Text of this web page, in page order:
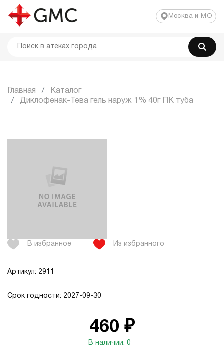
Москва и МО
Главная
Каталог
Диклофенак-Тева гель наруж 1% 40г ПК туба
В избранное Из избранного
Артикул: 2911
Срок годности: 2027-09-30
460 ₽
В наличии: 0